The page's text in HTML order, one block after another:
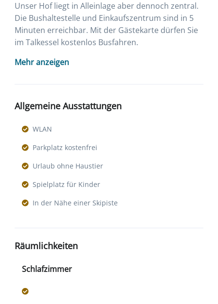
Unser Hof liegt in Alleinlage aber dennoch zentral.
Die Bushaltestelle und Einkaufszentrum sind in 5
Minuten erreichbar. Mit der Gästekarte dürfen Sie
im Talkessel kostenlos Busfahren.
Mehr anzeigen
Allgemeine Ausstattungen
WLAN
Parkplatz kostenfrei
Urlaub ohne Haustier
Spielplatz für Kinder
In der Nähe einer Skipiste
Räumlichkeiten
Schlafzimmer